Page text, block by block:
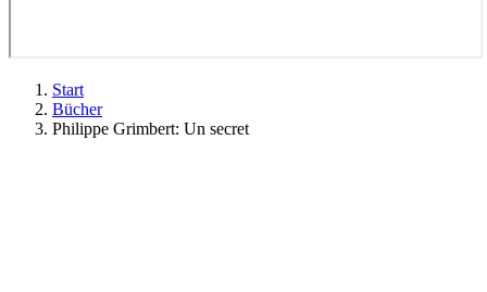
Start
Bücher
Philippe Grimbert: Un secret